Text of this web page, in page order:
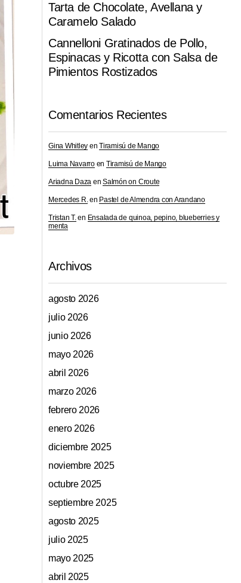
Tarta de Chocolate, Avellana y
Caramelo Salado
Cannelloni Gratinados de Pollo,
Espinacas y Ricotta con Salsa de
Pimientos Rostizados
Comentarios Recientes
Gina Whitley enTiramisú de Mango
Luima Navarroen Tiramisú de Mango
Ariadna Daza enSalmón on Croute
Mercedes R.en Pastel de Almendra con Arandano
Tristan T.en Ensalada de quinoa, pepino, blueberries y
menta
Archivos
agosto 2026
julio 2026
junio 2026
mayo 2026
abril 2026
marzo 2026
febrero 2026
enero 2026
diciembre 2025
noviembre 2025
octubre 2025
septiembre 2025
agosto 2025
julio 2025
mayo 2025
abril 2025